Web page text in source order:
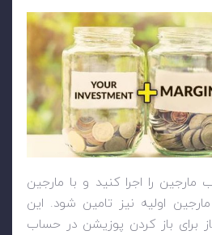
مارجین را اجرا کنید و با مارجین
اولیه نیز تامین شود. این
برای باز کردن پوزیشن در حساب